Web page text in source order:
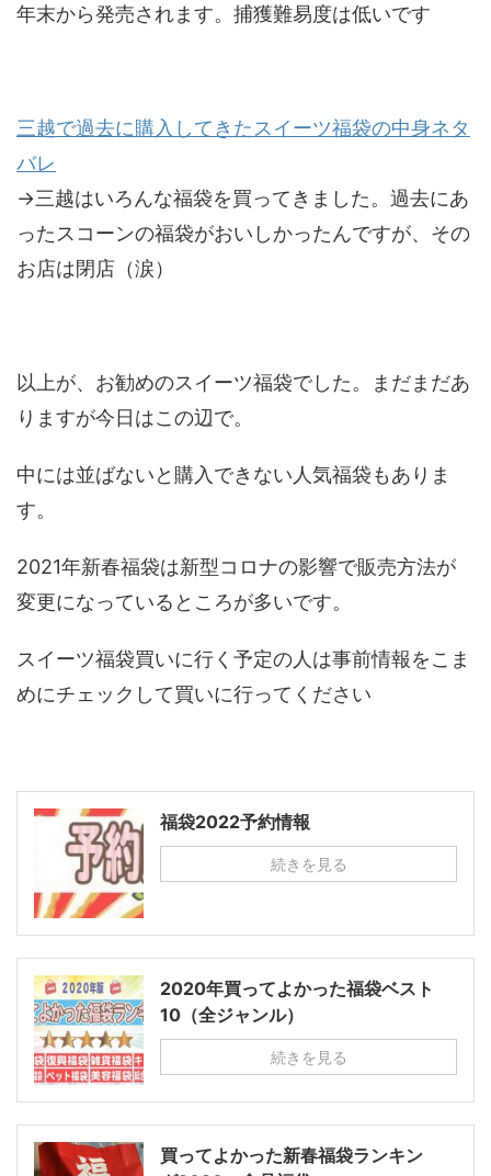
年末から発売されます。捕獲難易度は低いです
三越で過去に購入してきたスイーツ福袋の中身ネタ
バレ
→三越はいろんな福袋を買ってきました。過去にあ
ったスコーンの福袋がおいしかったんですが、その
お店は閉店（涙）
以上が、お勧めのスイーツ福袋でした。まだまだあ
りますが今日はこの辺で。
中には並ばないと購入できない人気福袋もありま
す。
2021年新春福袋は新型コロナの影響で販売方法が
変更になっているところが多いです。
スイーツ福袋買いに行く予定の人は事前情報をこま
めにチェックして買いに行ってください
福袋2022予約情報
続きを見る
2020年買ってよかった福袋ベスト
10（全ジャンル）
続きを見る
買ってよかった新春福袋ランキン